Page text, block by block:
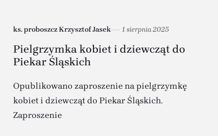
ks. proboszcz Krzysztof Jasek 1 sierpnia 2025
Pielgrzymka kobiet i dziewcząt do
Piekar Śląskich
Opublikowano zaproszenie na pielgrzymkę
kobiet i dziewcząt do Piekar Śląskich.
Zaproszenie